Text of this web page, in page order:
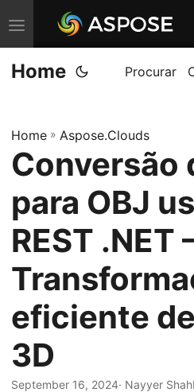
A
l
t
n
a
n
a
v
e
g
a
ç
ã
o
Home Procurar
Home » Aspose.Clouds
Conversão
para OBJ
REST .NET
eficiente
3D
September 16, 2024· Nayyer